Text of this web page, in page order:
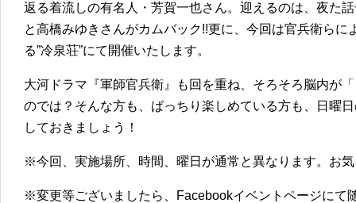
返る着流しの有名人・芳賀一也さん。迎えるのは、夜た
と高橋みゆきさんがカムバック!!更に、今回は官兵衛ら
る”冷泉荘”にて開催いたします。
大河ドラマ『軍師官兵衛』も回を重ね、そろそろ脳内が
のでは？そんな方も、ばっちり楽しめている方も、日曜
しておきましょう！
※今回、実施場所、時間、曜日が通常と異なります。お
※変更等ございましたら、Facebookイベントページにて